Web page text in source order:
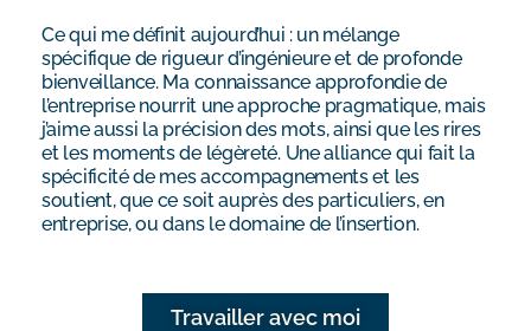
Ce qui me définit aujourd’hui : un mélange
spécifique de rigueur d’ingénieure et de profonde
bienveillance. Ma connaissance approfondie de
l’entreprise nourrit une approche pragmatique, mais
j’aime aussi la précision des mots, ainsi que les rires
et les moments de légèreté. Une alliance qui fait la
spécificité de mes accompagnements et les
soutient, que ce soit auprès des particuliers, en
entreprise, ou dans le domaine de l’insertion.
Travailler avec moi